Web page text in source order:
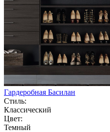
Гардеробная Басилан
Стиль:
Классический
Цвет:
Темный